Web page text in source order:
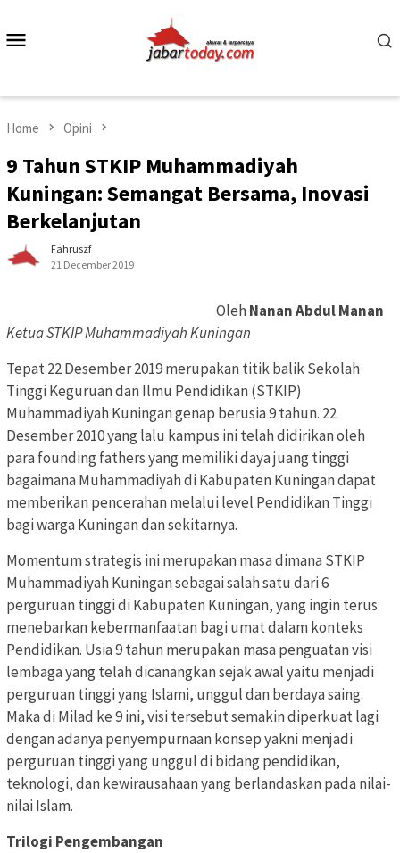
content
Home Opini
9 Tahun STKIP Muhammadiyah
Kuningan: Semangat Bersama, Inovasi
Berkelanjutan
Fahruszf
21 December 2019
OlehNanan Abdul Manan
Ketua STKIP Muhammadiyah Kuningan
Tepat 22 Desember 2019 merupakan titik balik Sekolah
Tinggi Keguruan dan Ilmu Pendidikan (STKIP)
Muhammadiyah Kuningan genap berusia 9 tahun. 22
Desember 2010 yang lalu kampus ini telah didirikan oleh
para founding fathers yang memiliki daya juang tinggi
bagaimana Muhammadiyah di Kabupaten Kuningan dapat
memberikan pencerahan melalui level Pendidikan Tinggi
bagi warga Kuningan dan sekitarnya.
Momentum strategis ini merupakan masa dimana STKIP
Muhammadiyah Kuningan sebagai salah satu dari 6
perguruan tinggi di Kabupaten Kuningan, yang ingin terus
menebarkan kebermanfaatan bagi umat dalam konteks
Pendidikan. Usia 9 tahun merupakan masa penguatan visi
lembaga yang telah dicanangkan sejak awal yaitu menjadi
perguruan tinggi yang Islami, unggul dan berdaya saing.
Maka di Milad ke 9 ini, visi tersebut semakin diperkuat lagi
dengan adanya penyempurnaan konsep yakni menjadi
perguruan tinggi yang unggul di bidang pendidikan,
teknologi, dan kewirausahaan yang berlandaskan pada nilai-
nilai Islam.
Trilogi Pengembangan